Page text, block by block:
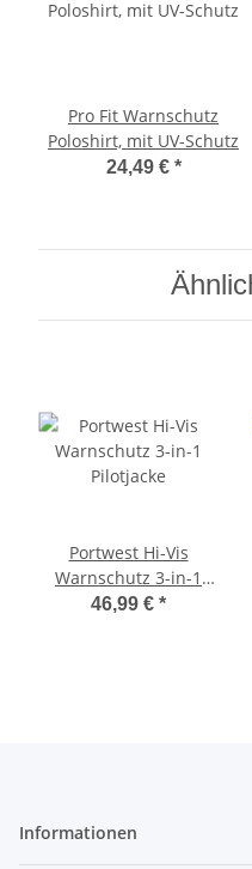
Pro Fit Warnschutz
Poloshirt, mit UV-Schutz
24,49 € *
Portwest Hi-Vis
Warnschutz 3-in-1
Pilotjacke
46,99 € *
Informationen